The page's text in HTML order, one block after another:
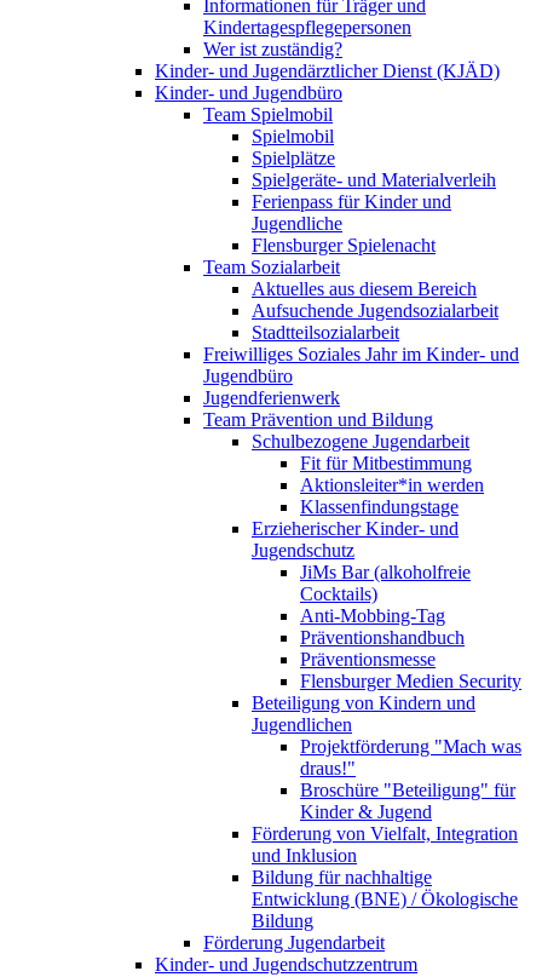
Informationen für Träger und
Kindertagespflegepersonen
Wer ist zuständig?
Kinder- und Jugendärztlicher Dienst (KJÄD)
Kinder- und Jugendbüro
Team Spielmobil
Spielmobil
Spielplätze
Spielgeräte- und Materialverleih
Ferienpass für Kinder und
Jugendliche
Flensburger Spielenacht
Team Sozialarbeit
Aktuelles aus diesem Bereich
Aufsuchende Jugendsozialarbeit
Stadtteilsozialarbeit
Freiwilliges Soziales Jahr im Kinder- und
Jugendbüro
Jugendferienwerk
Team Prävention und Bildung
Schulbezogene Jugendarbeit
Fit für Mitbestimmung
Aktionsleiter*in werden
Klassenfindungstage
Erzieherischer Kinder- und
Jugendschutz
JiMs Bar (alkoholfreie
Cocktails)
Anti-Mobbing-Tag
Präventionshandbuch
Präventionsmesse
Flensburger Medien Security
Beteiligung von Kindern und
Jugendlichen
Projektförderung "Mach was
draus!"
Broschüre "Beteiligung" für
Kinder & Jugend
Förderung von Vielfalt, Integration
und Inklusion
Bildung für nachhaltige
Entwicklung (BNE) / Ökologische
Bildung
Förderung Jugendarbeit
Kinder- und Jugendschutzzentrum